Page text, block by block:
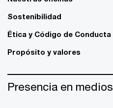
Sostenibilidad
Ética y Código de Conducta
Propósito y valores
Presencia en medios